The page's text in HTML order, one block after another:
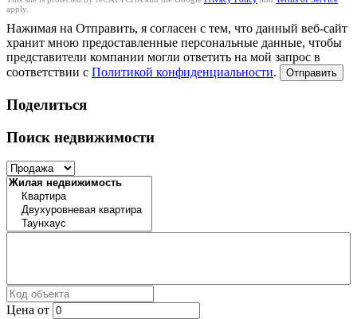
apply.
Нажимая на Отправить, я согласен с тем, что данный веб-сайт
хранит мною предоставленные персональные данные, чтобы
представители компании могли ответить на мой запрос в
соответствии с Политикой конфиденциальности. Отправить
Поделиться
Поиск недвижимости
Цена от